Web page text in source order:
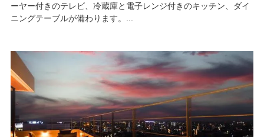
ーヤー付きのテレビ、冷蔵庫と電子レンジ付きのキッチン、ダイ
ニングテーブルが備わります。...